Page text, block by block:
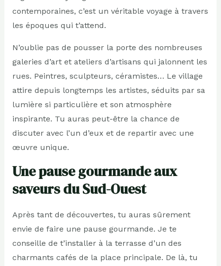
contemporaines, c’est un véritable voyage à travers
les époques qui t’attend.
N’oublie pas de pousser la porte des nombreuses
galeries d’art et ateliers d’artisans qui jalonnent les
rues. Peintres, sculpteurs, céramistes… Le village
attire depuis longtemps les artistes, séduits par sa
lumière si particulière et son atmosphère
inspirante. Tu auras peut-être la chance de
discuter avec l’un d’eux et de repartir avec une
œuvre unique.
Une pause gourmande aux
saveurs du Sud-Ouest
Après tant de découvertes, tu auras sûrement
envie de faire une pause gourmande. Je te
conseille de t’installer à la terrasse d’un des
charmants cafés de la place principale. De là, tu